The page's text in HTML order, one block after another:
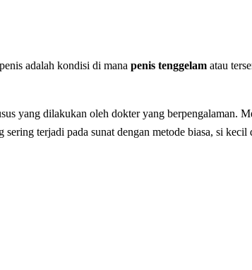
adalah kondisi di mana penis tenggelam atau
yang dilakukan oleh dokter yang berpengalaman.
terjadi pada sunat dengan metode biasa, si